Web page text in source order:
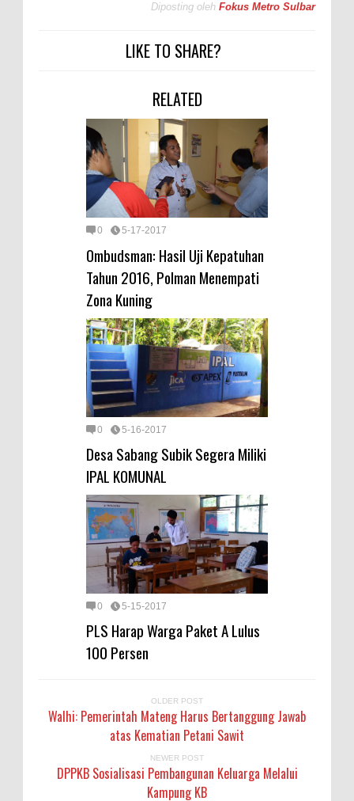
Diposting oleh Fokus Metro Sulbar
LIKE TO SHARE?
RELATED
0 5-17-2017
Ombudsman: Hasil Uji Kepatuhan
Tahun 2016, Polman Menempati
Zona Kuning
0 5-16-2017
Desa Sabang Subik Segera Miliki
IPAL KOMUNAL
0 5-15-2017
PLS Harap Warga Paket A Lulus
100 Persen
OLDER POST
Walhi: Pemerintah Mateng Harus Bertanggung Jawab
atas Kematian Petani Sawit
NEWER POST
DPPKB Sosialisasi Pembangunan Keluarga Melalui
Kampung KB